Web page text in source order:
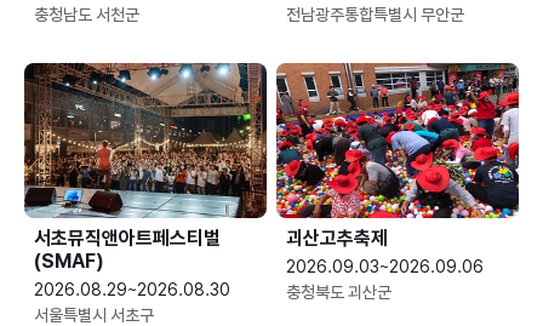
충청남도 서천군
전남광주통합특별시 무안군
서초뮤직앤아트페스티벌
(SMAF)
2026.08.29~2026.08.30
서울특별시 서초구
괴산고추축제
2026.09.03~2026.09.06
충청북도 괴산군